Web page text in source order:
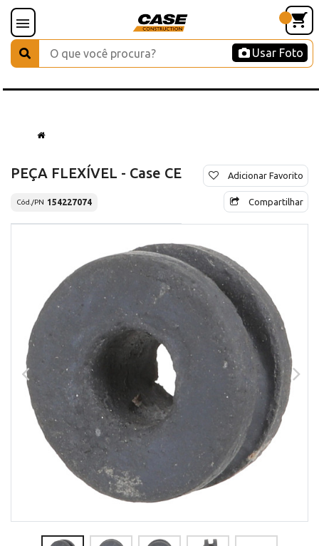
Usar Foto
PEÇA FLEXÍVEL - Case CE
Cód./PN 154227074
Adicionar Favorito
Compartilhar